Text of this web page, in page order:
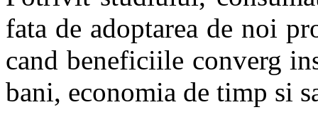
fata de adoptarea de noi
cand beneficiile converg
bani, economia de timp si